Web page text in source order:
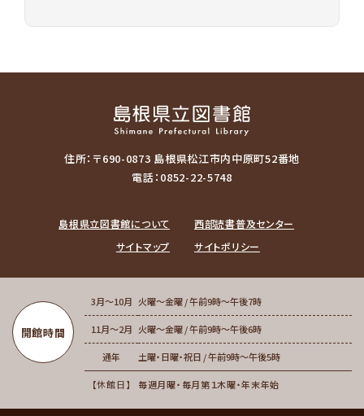
住所：〒690-0873 島根県松江市内中原町52番地
電話：0852-22-5748
島根県立図書館について
西部読書普及センター
サイトマップ
サイトポリシー
開館時間
3月～10月 火曜～金曜 / 午前9時～午後7時
11月～2月 火曜～金曜 / 午前9時～午後6時
通年 土曜・日曜・祝日 / 午前9時～午後5時
休館日 毎週月曜・毎月第１木曜・年末年始